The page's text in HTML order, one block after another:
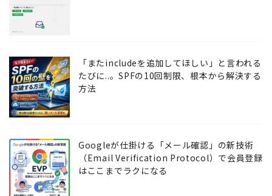
「またincludeを追加してほしい」と言われる
たびに..。SPFの10回制限、根本から解決する
方法
Googleが仕掛ける「メール確認」の新技術
（Email Verification Protocol）で会員登録
はここまでラクになる